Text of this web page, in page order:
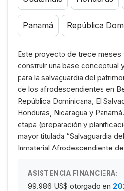
Panamá República
Este proyecto de trece meses
construir una base conceptual
para la salvaguardia del
de los afrodescendientes en
República Dominicana, El
Honduras, Nicaragua y
etapa (preparación y
mayor titulada “Salvaguardia
Inmaterial Afrodescendiente
ASISTENCIA FINANCIERA:
99.986 US$ otorgado en